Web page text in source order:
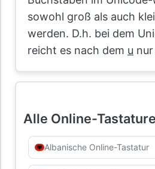
sowohl groß als auch
werden. D.h. bei dem
reicht es nach dem u
Alle Online-
Albanische Online-Tastatur